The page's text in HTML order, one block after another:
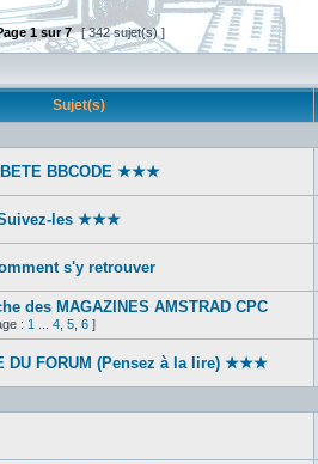
1sur7 [ 342 sujet(s) ]
Sujet(s)
BBCODE ★★★
les ★★★
s'y retrouver‎
des MAGAZINES AMSTRAD CPC
: 1 4 5 6 ]
FORUM (Pensez à la lire) ★★★